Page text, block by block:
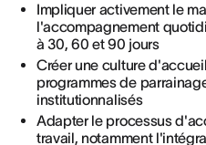
Impliquer activement le
l'accompagnement
à 30, 60 et 90 jours
Créer une culture
programmes de
institutionnalisés
Adapter le processus
travail, notamment